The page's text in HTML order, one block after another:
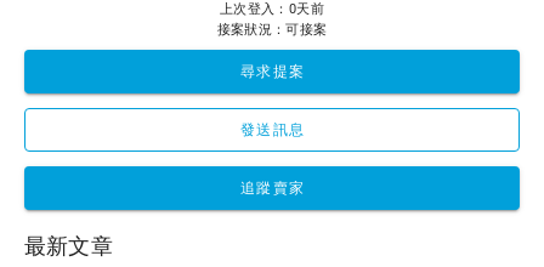
上次登入：0天前
接案狀況：可接案
尋求提案
發送訊息
追蹤賣家
最新文章